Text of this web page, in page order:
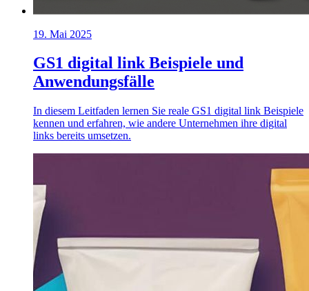
19. Mai 2025
GS1 digital link Beispiele und
Anwendungsfälle
In diesem Leitfaden lernen Sie reale GS1 digital link Beispiele
kennen und erfahren, wie andere Unternehmen ihre digital
links bereits umsetzen.